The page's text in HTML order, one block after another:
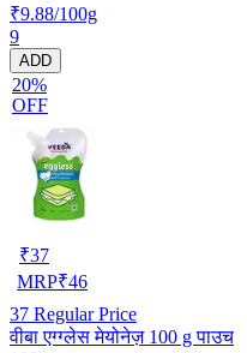
₹9.88/100g
9
ADD
20%
OFF
₹37
MRP₹46
37 Regular Price
वीबा एग्ग्लेस मेयोनेज़ 100 g पाउच